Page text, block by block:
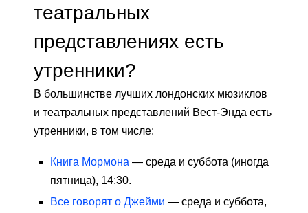
театральных
представлениях есть
утренники?
В большинстве лучших лондонских мюзиклов
и театральных представлений Вест-Энда есть
утренники, в том числе:
Книга Мормона — среда и суббота (иногда
пятница), 14:30.
Все говорят о Джейми — среда и суббота,